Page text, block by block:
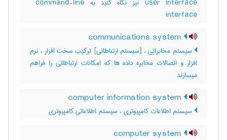
interface
سیستم مخابراتی ، [سیستم ارتباطاتی] ترکیب سخت افزار ، نرم
افزار و اتصالات مخابره داده ها که امکانات ارتباطاتی را فراهم
میسازند
سیستم اطلاعات کامپیوتری ، سیستم اطلاعاتی کامپیوتری